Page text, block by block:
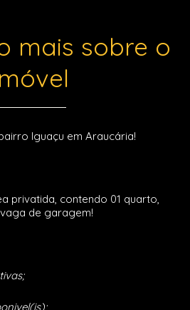
mais sobre o
Iguaçu em Araucária!
privatida, contendo 01 quarto,
de garagem!